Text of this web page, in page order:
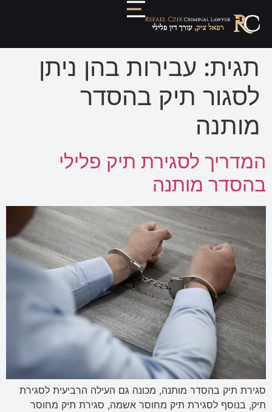
תגית: עבירות בהן ניתן
לסגור תיק בהסדר
מותנה
המדריך לסגירת תיק פלילי
בהסדר מותנה
סגירת תיק בהסדר מותנה, מכונה גם העילה הרביעית לסגירת
תיק, בנוסף לסגירת תיק מחוסר אשמה, סגירת תיק מחוסר